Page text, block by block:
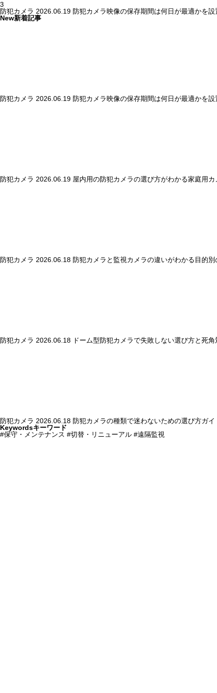
3
防犯カメラ 2026.06.19 防犯カメラ映像の保存期間は何日が最適かを
New新着記事
防犯カメラ 2026.06.19 防犯カメラ映像の保存期間は何日が最適かを
防犯カメラ 2026.06.19 屋内用の防犯カメラの選び方がわかる家庭用
防犯カメラ 2026.06.18 防犯カメラと監視カメラの違いがわかる目的
防犯カメラ 2026.06.18 ドーム型防犯カメラで失敗しない選び方と死
防犯カメラ 2026.06.18 防犯カメラの種類で迷わないための選び方ガイ
Keywordsキーワード
#保守・メンテナンス #切替・リニューアル #遠隔監視